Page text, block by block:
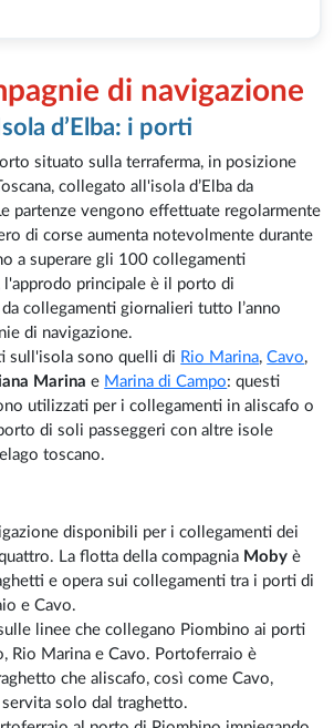
di navigazione
d’Elba: i porti
situato sulla terraferma, in posizione
collegato all'isola d’Elba da
partenze vengono effettuate regolarmente
di corse aumenta notevolmente durante
a superare gli 100 collegamenti
principale è il porto di
collegamenti giornalieri tutto l’anno
di navigazione.
sull'isola sono quelli di Rio Marina,Cavo,
Marina e Marina di Campo: questi
utilizzati per i collegamenti in aliscafo o
di soli passeggeri con altre isole
toscano.
disponibili per i collegamenti dei
La flotta della compagnia Moby è
e opera sui collegamenti tra i porti di
e Cavo.
linee che collegano Piombino ai porti
Rio Marina e Cavo. Portoferraio è
che aliscafo, così come Cavo,
solo dal traghetto.